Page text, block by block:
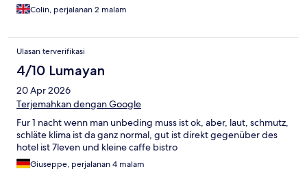
Colin, perjalanan 2 malam
Ulasan terverifikasi
4/10 Lumayan
20 Apr 2026
Terjemahkan dengan Google
Fur 1 nacht wenn man unbeding muss ist ok, aber, laut, schmutz,
schläte klima ist da ganz normal, gut ist direkt gegenüber des
hotel ist 7leven und kleine caffe bistro
Giuseppe, perjalanan 4 malam